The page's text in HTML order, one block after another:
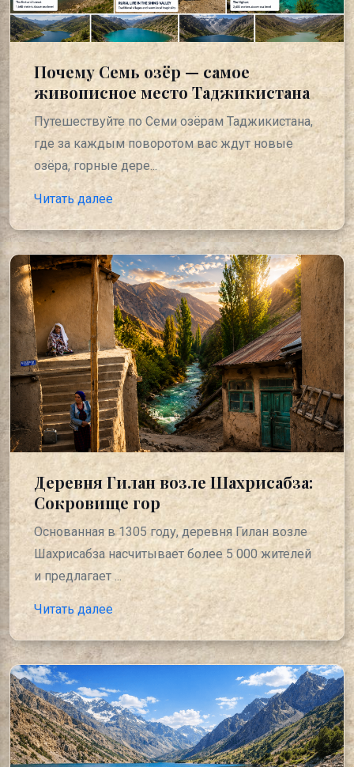
Почему Семь озёр — самое
живописное место Таджикистана
Путешествуйте по Семи озёрам Таджикистана,
где за каждым поворотом вас ждут новые
озёра, горные дере...
Читать далее
Деревня Гилан возле Шахрисабза:
Сокровище гор
Основанная в 1305 году, деревня Гилан возле
Шахрисабза насчитывает более 5 000 жителей
и предлагает ...
Читать далее